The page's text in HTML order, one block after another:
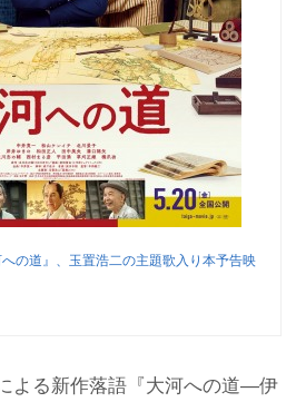
の道』、玉置浩二の主題歌入り本予告映
よる新作落語『大河への道―伊